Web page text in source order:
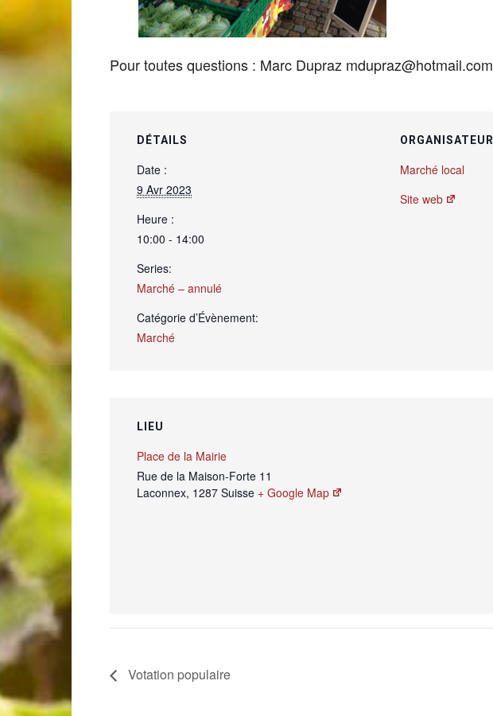
Pour toutes questions : Marc Dupraz mdupraz@hotmail.com
DÉTAILS
Date :
9 Avr 2023
Heure :
10:00 - 14:00
Series:
Marché – annulé
Catégorie d’Évènement:
Marché
ORGANISATEUR
Marché local
Site web
LIEU
Place de la Mairie
Rue de la Maison-Forte 11
Laconnex, 1287 Suisse + Google Map
Votation populaire